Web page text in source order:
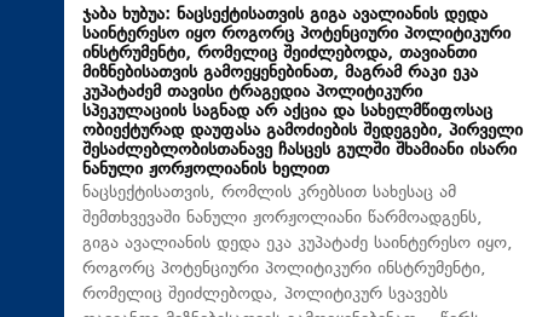
ჯაბა ხუბუა: ნაცსექტისათვის გიგა ავალიანის დედა
საინტერესო იყო როგორც პოტენციური პოლიტიკური
ინსტრუმენტი, რომელიც შეიძლებოდა, თავიანთი
მიზნებისათვის გამოეყენებინათ, მაგრამ რაკი ეკა
კუპატაძემ თავისი ტრაგედია პოლიტიკური
სპეკულაციის საგნად არ აქცია და სახელმწიფოსაც
ობიექტურად დაუფასა გამოძიების შედეგები, პირველი
შესაძლებლობისთანავე ჩასცეს გულში შხამიანი ისარი
ნანული ჟორჟოლიანის ხელით
ნაცსექტისათვის, რომლის კრებსით სახესაც ამ
შემთხვევაში ნანული ჟორჟოლიანი წარმოადგენს,
გიგა ავალიანის დედა ეკა კუპატაძე საინტერესო იყო,
როგორც პოტენციური პოლიტიკური ინსტრუმენტი,
რომელიც შეიძლებოდა, პოლიტიკურ სვავებს